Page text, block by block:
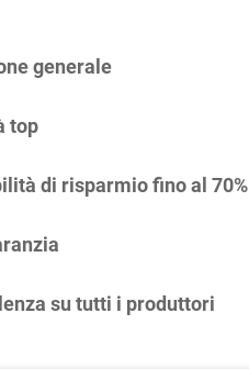
generale
top
di risparmio fino al 70%
su tutti i produttori